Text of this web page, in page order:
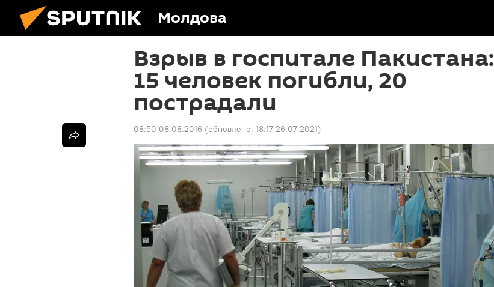
Молдова
Взрыв в госпитале Пакистана:
15 человек погибли, 20
пострадали
08:50 08.08.2016 (обновлено: 18:17 26.07.2021)